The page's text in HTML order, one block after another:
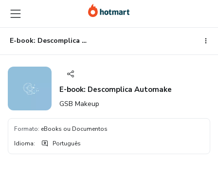
para
o
conteúdo
principal
para
o
pagamento
para
o
rodapé
E-book: Descomplica Automake
E-book: Descomplica Automake
GSB Makeup
Formato: eBooks ou Documentos
Idioma: Português